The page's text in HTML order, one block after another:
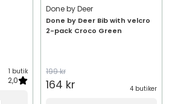
1 butik
2,0
Done by Deer
Done by Deer Bib with velcro
2-pack Croco Green
199 kr
164 kr 4 butiker